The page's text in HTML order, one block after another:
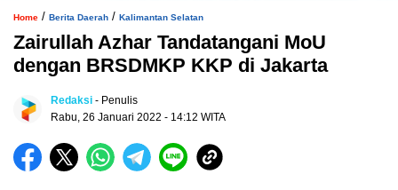
Home / Berita Daerah / Kalimantan Selatan
Zairullah Azhar Tandatangani MoU
dengan BRSDMKP KKP di Jakarta
Redaksi - Penulis
Rabu, 26 Januari 2022 - 14:12 WITA